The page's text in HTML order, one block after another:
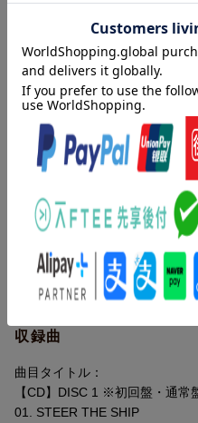
【応募期間】
2023年3月28日(火)10:00〜4月
※応募期間を過ぎますと、ご応
意ください。
※アクセスが集中すると、応募
性がございます。当選
は受付順ではございませんの
ますようお願いいたします。
※締切前はアクセスが集中する
余裕をもってご応募ください。
【応募方法】
ZIPANG OPERA 2nd アルバム
オンライントーク会応募抽選特
URL //
ZIPANG OPERA待望の2ndアル
ZIPANG OPERAの2ndアルバ
昨年配信シングルとしてリリー
「KAMINARI FLAVOR / Like a
を収録。
今作は前作アルバムから、よ
のバリエーションにも富んだ
います！
初回生産限定盤にはZIPANG
AMINARI FLAVOR」と、
彼らの2022年の活動に密着し
新しい作品を是非お手に取って
アーティストプロフィール
佐藤流司、福澤 侑、spi、心之
収録曲
曲目タイトル：
【CD】DISC 1 ※初回盤・通常
01. STEER THE SHIP